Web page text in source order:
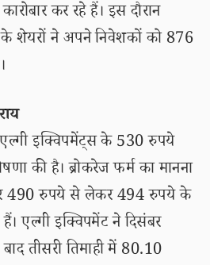
कर रहे हैं। इस दौरान
शेयरों ने अपने निवेशकों को 876
एल्गी इक्विपमेंट्स के 530 रुपये
की है। ब्रोकरेज फर्म का मानना
490 रुपये से लेकर 494 रुपये के
एल्गी इक्विपमेंट ने दिसंबर
तीसरी तिमाही में 80.10